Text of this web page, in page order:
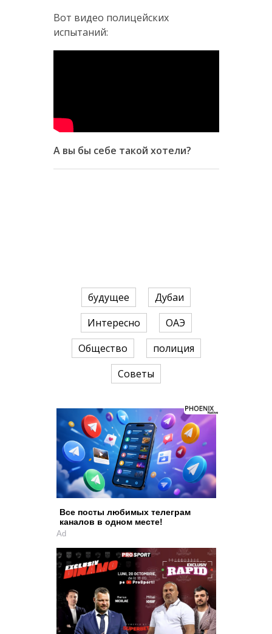
Вот видео полицейских
испытаний:
А вы бы себе такой хотели?
будущее
Дубаи
Интересно
ОАЭ
Общество
полиция
Советы
Все посты любимых телеграм
каналов в одном месте!
Ad